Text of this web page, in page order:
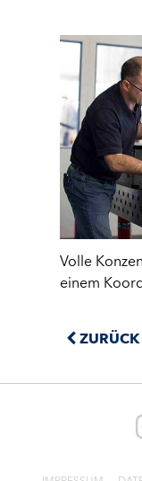
Volle
einem
ZURÜCK